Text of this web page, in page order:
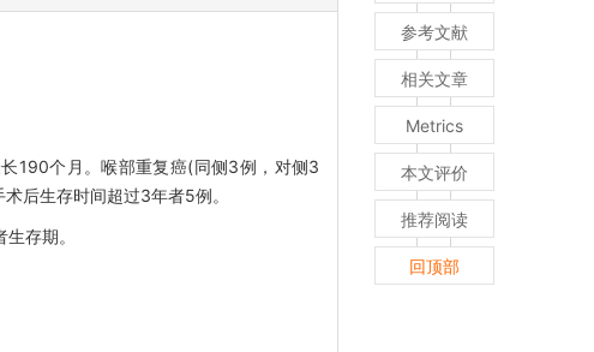
190个月。喉部重复癌(同侧3例，对侧3
后生存时间超过3年者5例。
存期。
参考文献
相关文章
Metrics
本文评价
推荐阅读
回顶部